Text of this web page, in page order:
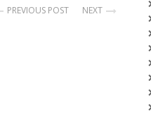
PREVIOUS POST NEXT